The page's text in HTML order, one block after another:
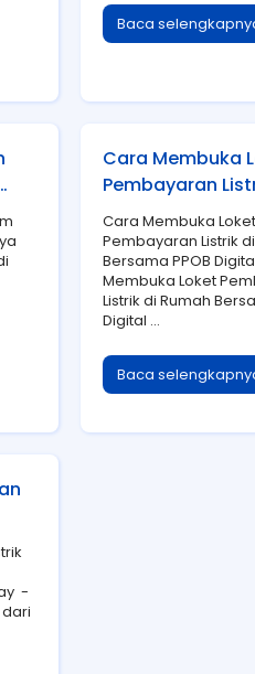
Baca
Cara Membuka
Pembayaran
Rumah Bersama
Digital Pay
Cara Membuka Loket
Pembayaran Listrik
Bersama PPOB
Membuka Loket
Listrik di Rumah
Digital ...
Baca
-